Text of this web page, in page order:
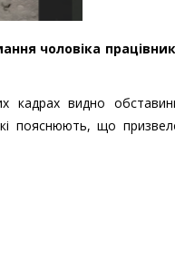
чоловіка
кадрах видно
пояснюють, що